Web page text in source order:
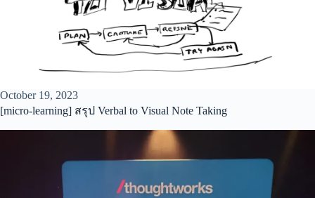
October 19, 2023
[micro-learning] สรุป Verbal to Visual Note Taking